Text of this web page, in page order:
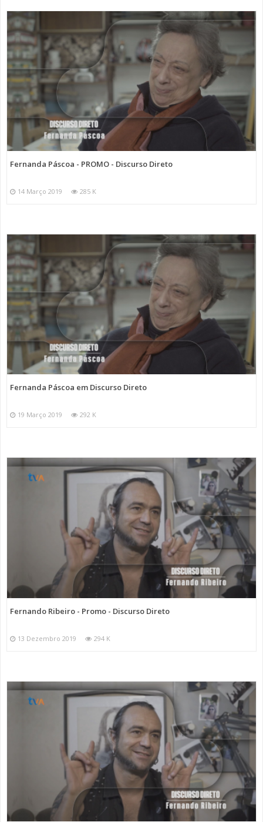
Fernanda Páscoa - PROMO - Discurso Direto
14 Março 2019 285 K
Fernanda Páscoa em Discurso Direto
19 Março 2019 292 K
Fernando Ribeiro - Promo - Discurso Direto
13 Dezembro 2019 294 K